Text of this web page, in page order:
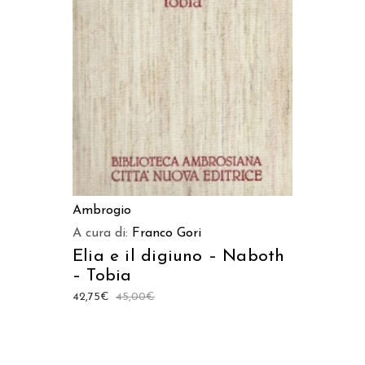
AGGIUNGI AL CARRELLO
Ambrogio
A cura di: Franco Gori
Elia e il digiuno – Naboth
– Tobia
45,00€
42,75€